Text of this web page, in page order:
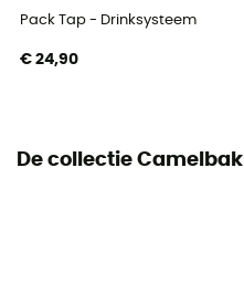
Pack Tap - Drinksysteem
€ 24,90
De collectie Camelbak